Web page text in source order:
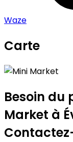
Waze
Carte
+
−
Besoin du
Market à